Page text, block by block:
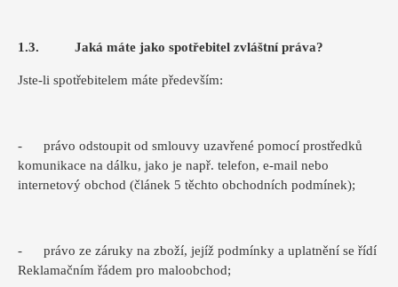
1.3. Jaká máte jako spotřebitel zvláštní práva?
Jste-li spotřebitelem máte především:
- právo odstoupit od smlouvy uzavřené pomocí prostředků
komunikace na dálku, jako je např. telefon, e-mail nebo
internetový obchod (článek 5 těchto obchodních podmínek);
- právo ze záruky na zboží, jejíž podmínky a uplatnění se řídí
Reklamačním řádem pro maloobchod;